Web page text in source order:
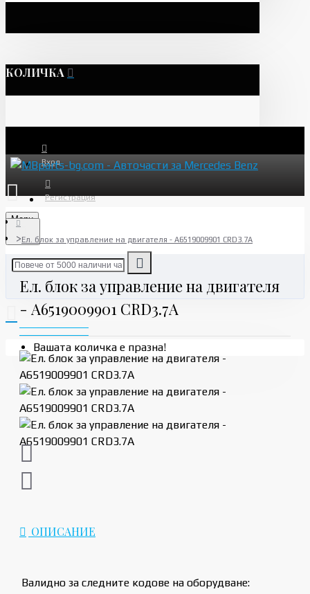
КОЛИЧКА
Вход
Регистрация
Menu
Вашата количка е празна!
Ел. блок за управление на двигателя - A6519009901 CRD3.7A
Ел. блок за управление на двигателя
- A6519009901 CRD3.7A
ОПИСАНИЕ
Валидно за следните кодове на оборудване: